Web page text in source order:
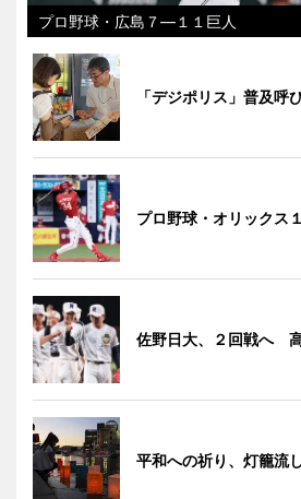
プロ野球・広島７―１１巨人
「デジポリス」普及呼
プロ野球・オリックス
佐野日大、２回戦へ
平和への祈り、灯籠流